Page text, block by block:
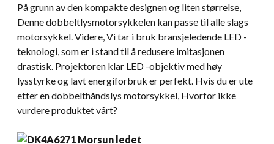
På grunn av den kompakte designen og liten størrelse,
Denne dobbeltlysmotorsykkelen kan passe til alle slags
motorsykkel. Videre, Vi tar i bruk bransjeledende LED -
teknologi, som er i stand til å redusere imitasjonen
drastisk. Projektoren klar LED -objektiv med høy
lysstyrke og lavt energiforbruk er perfekt. Hvis du er ute
etter en dobbelthåndslys motorsykkel, Hvorfor ikke
vurdere produktet vårt?